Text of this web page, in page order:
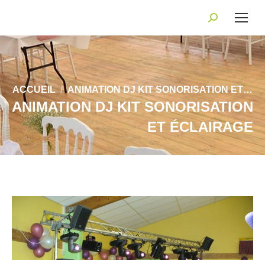
Recherche
:
Vous êtes ici :
ACCUEIL ANIMATION DJ KIT SONORISATION ET…
ANIMATION DJ KIT SONORISATION
ET ÉCLAIRAGE